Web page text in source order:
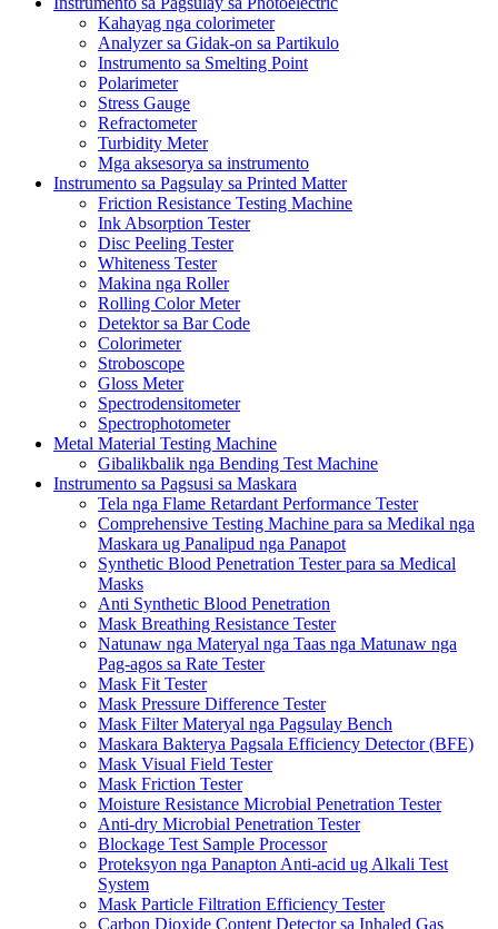
Kahayag nga colorimeter
Analyzer sa Gidak-on sa Partikulo
Instrumento sa Smelting Point
Polarimeter
Stress Gauge
Refractometer
Turbidity Meter
Mga aksesorya sa instrumento
Instrumento sa Pagsulay sa Printed Matter
Friction Resistance Testing Machine
Ink Absorption Tester
Disc Peeling Tester
Whiteness Tester
Makina nga Roller
Rolling Color Meter
Detektor sa Bar Code
Colorimeter
Stroboscope
Gloss Meter
Spectrodensitometer
Spectrophotometer
Metal Material Testing Machine
Gibalikbalik nga Bending Test Machine
Instrumento sa Pagsusi sa Maskara
Tela nga Flame Retardant Performance Tester
Comprehensive Testing Machine para sa Medikal nga
Maskara ug Panalipud nga Panapot
Synthetic Blood Penetration Tester para sa Medical
Masks
Anti Synthetic Blood Penetration
Mask Breathing Resistance Tester
Natunaw nga Materyal nga Taas nga Matunaw nga
Pag-agos sa Rate Tester
Mask Fit Tester
Mask Pressure Difference Tester
Mask Filter Materyal nga Pagsulay Bench
Maskara Bakterya Pagsala Efficiency Detector (BFE)
Mask Visual Field Tester
Mask Friction Tester
Moisture Resistance Microbial Penetration Tester
Anti-dry Microbial Penetration Tester
Blockage Test Sample Processor
Proteksyon nga Panapton Anti-acid ug Alkali Test
System
Mask Particle Filtration Efficiency Tester
Carbon Dioxide Content Detector sa Inhaled Gas